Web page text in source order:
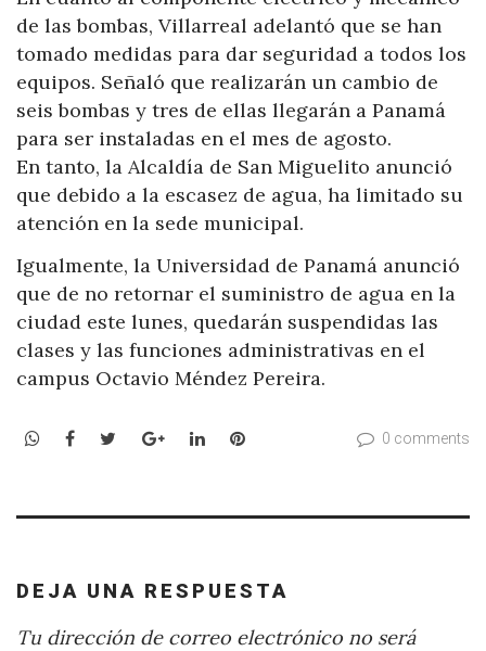
de las bombas, Villarreal adelantó que se han
tomado medidas para dar seguridad a todos los
equipos. Señaló que realizarán un cambio de
seis bombas y tres de ellas llegarán a Panamá
para ser instaladas en el mes de agosto.
En tanto, la Alcaldía de San Miguelito anunció
que debido a la escasez de agua, ha limitado su
atención en la sede municipal.
Igualmente, la Universidad de Panamá anunció
que de no retornar el suministro de agua en la
ciudad este lunes, quedarán suspendidas las
clases y las funciones administrativas en el
campus Octavio Méndez Pereira.
WhatsApp
Facebook
TwitterGoogle+LinkedInPinterest 0 comments
DEJA UNA RESPUESTA
Tu dirección de correo electrónico no será